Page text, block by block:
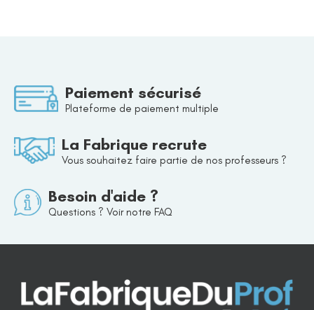
Paiement sécurisé
Plateforme de paiement multiple
La Fabrique recrute
Vous souhaitez faire partie de nos professeurs ?
Besoin d'aide ?
Questions ? Voir notre FAQ